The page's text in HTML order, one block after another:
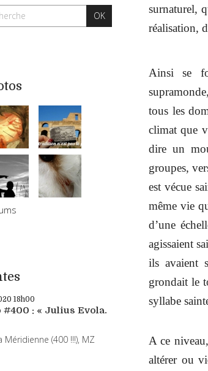
18h00
: « Julius Evola.
(400 !!!), MZ
surnaturel,
réalisation,
Ainsi se
tous les
climat que
dire un
groupes,
est vécue
même vie
d’une
agissaient
ils avaient
grondait le
syllabe
A ce
altérer ou